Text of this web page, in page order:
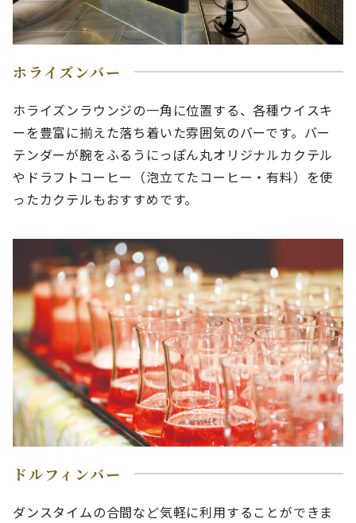
ホライズンバー
ホライズンラウンジの一角に位置する、各種ウイスキ
ーを豊富に揃えた落ち着いた雰囲気のバーです。バー
テンダーが腕をふるうにっぽん丸オリジナルカクテル
やドラフトコーヒー（泡立てたコーヒー・有料）を使
ったカクテルもおすすめです。
ドルフィンバー
ダンスタイムの合間など気軽に利用することができま